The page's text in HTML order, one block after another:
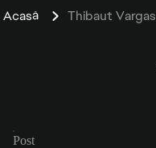
Acasă Thibaut Vargas
Post